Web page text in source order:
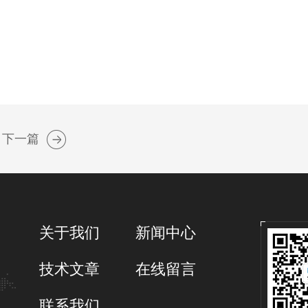
下一篇
关于我们 新闻中心
技术文章 在线留言